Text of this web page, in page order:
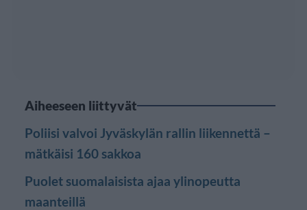
Aiheeseen liittyvät
Poliisi valvoi Jyväskylän rallin liikennettä –
mätkäisi 160 sakkoa
Puolet suomalaisista ajaa ylinopeutta
maanteillä